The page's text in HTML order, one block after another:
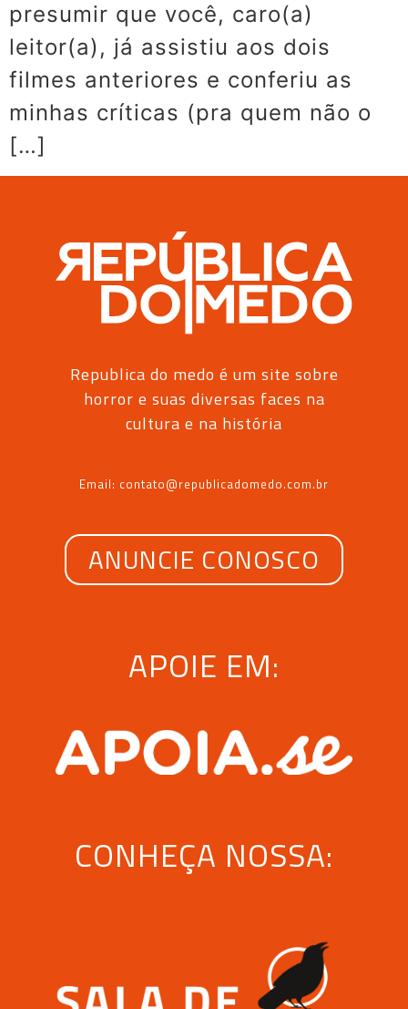
presumir que você, caro(a)
leitor(a), já assistiu aos dois
filmes anteriores e conferiu as
minhas críticas (pra quem não o
[…]
Republica do medo é um site sobre
horror e suas diversas faces na
cultura e na história
Email: contato@republicadomedo.com.br
ANUNCIE CONOSCO
APOIE EM:
CONHEÇA NOSSA: